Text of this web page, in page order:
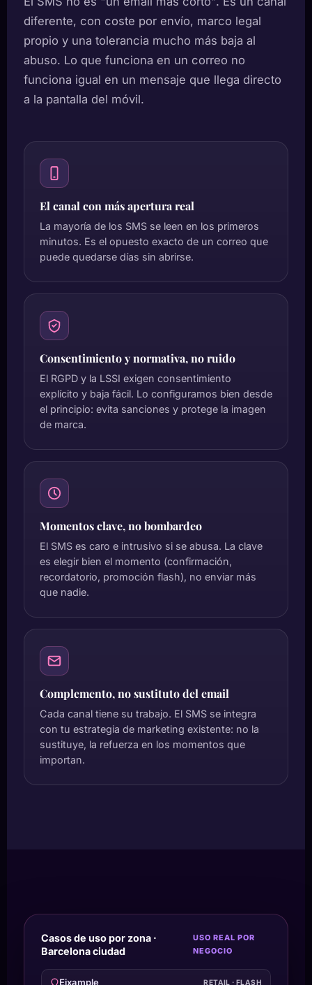
diferente, con coste por envío, marco legal
propio y una tolerancia mucho más baja al
abuso. Lo que funciona en un correo no
funciona igual en un mensaje que llega directo
a la pantalla del móvil.
El canal con más apertura real
La mayoría de los SMS se leen en los primeros
minutos. Es el opuesto exacto de un correo que
puede quedarse días sin abrirse.
Consentimiento y normativa, no ruido
El RGPD y la LSSI exigen consentimiento
explícito y baja fácil. Lo configuramos bien desde
el principio: evita sanciones y protege la imagen
de marca.
Momentos clave, no bombardeo
El SMS es caro e intrusivo si se abusa. La clave
es elegir bien el momento (confirmación,
recordatorio, promoción flash), no enviar más
que nadie.
Complemento, no sustituto del email
Cada canal tiene su trabajo. El SMS se integra
con tu estrategia de marketing existente: no la
sustituye, la refuerza en los momentos que
importan.
Casos de uso por zona ·
Barcelona ciudad
USO REAL POR
NEGOCIO
Eixample RETAIL · FLASH